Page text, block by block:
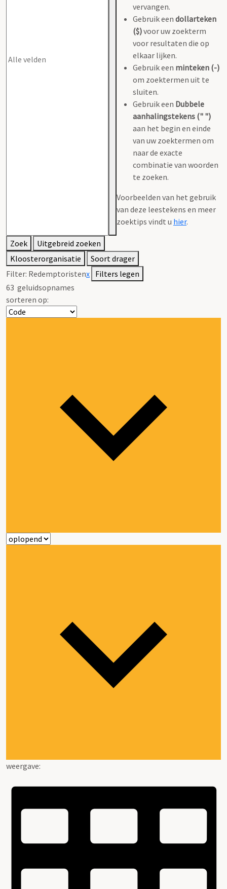
vervangen.
Gebruik een dollarteken
($)voor uw zoekterm
voor resultaten die op
elkaar lijken.
Gebruik een minteken (-)
om zoektermen uit te
sluiten.
Gebruik een Dubbele
aanhalingstekens (" ")
aan het begin en einde
van uw zoektermen om
naar de exacte
combinatie van woorden
te zoeken.
Voorbeelden van het gebruik
van deze leestekens en meer
zoektips vindt u hier.
Zoek
Uitgebreid zoeken
Kloosterorganisatie
Soort drager
Filter: Redemptoristenx Filters legen
63 geluidsopnames
sorteren op:
weergave: